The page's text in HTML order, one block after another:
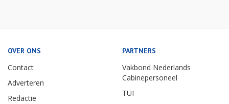
OVER ONS
Contact
Adverteren
Redactie
PARTNERS
Vakbond Nederlands
Cabinepersoneel
TUI